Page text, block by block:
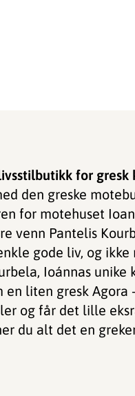
for
den greske
for motehuset
venn Pantelis
gode liv, og ikke
Ioánnas unike
en liten gresk
og får det lille
du alt det en